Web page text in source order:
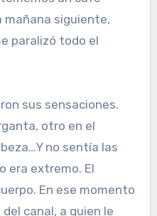
mañana siguiente,
paralizó todo el
sus sensaciones.
otro en el
no sentía las
era extremo. El
En ese momento
canal, a quien le